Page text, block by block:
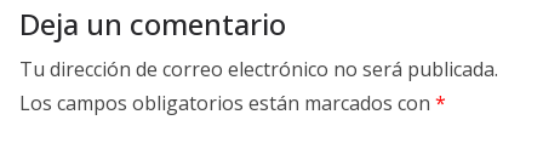
Deja un comentario
Tu dirección de correo electrónico no será publicada.
Los campos obligatorios están marcados con *